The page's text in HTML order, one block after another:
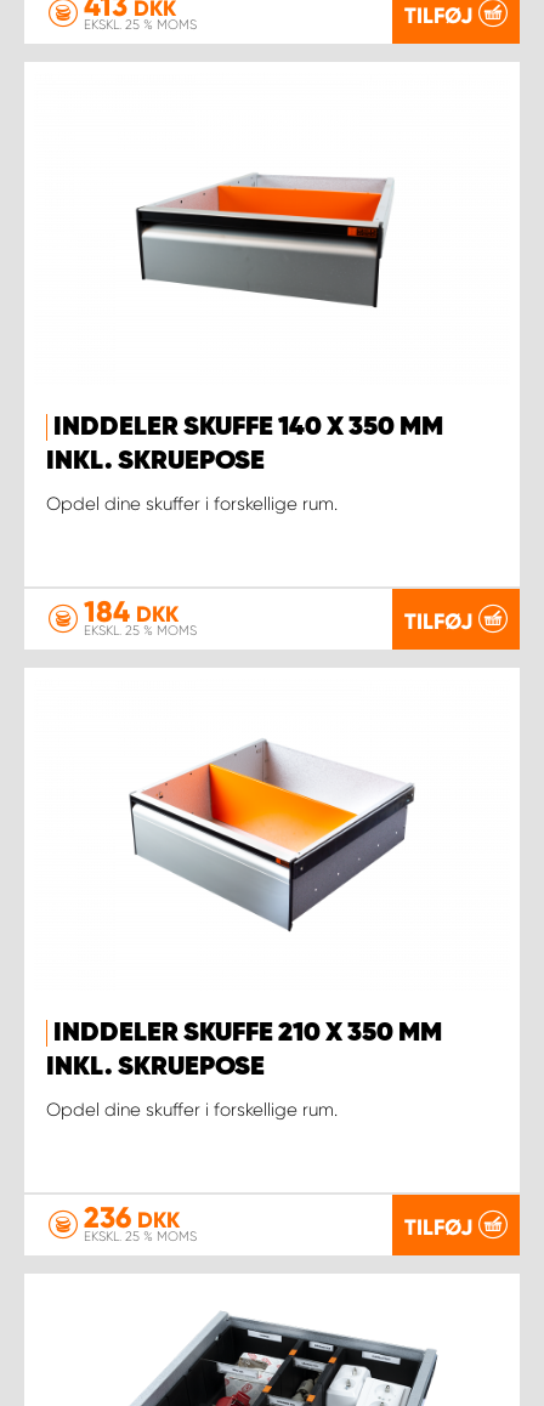
DKK
EKSKL. 25 % MOMS TILFØJ
INDDELER SKUFFE 140 X 350 MM
INKL. SKRUEPOSE
Opdel dine skuffer i forskellige rum.
184 DKK
EKSKL. 25 % MOMS TILFØJ
INDDELER SKUFFE 210 X 350 MM
INKL. SKRUEPOSE
Opdel dine skuffer i forskellige rum.
236 DKK
EKSKL. 25 % MOMS TILFØJ